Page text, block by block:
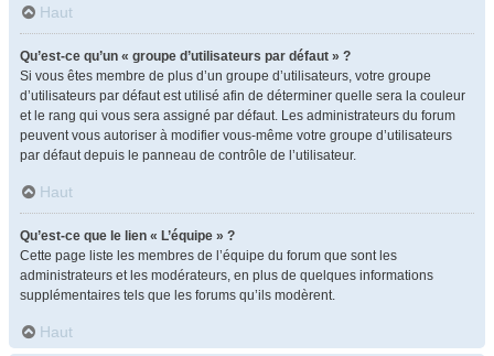
Haut
Qu’est-ce qu’un « groupe d’utilisateurs par défaut » ?
Si vous êtes membre de plus d’un groupe d’utilisateurs, votre groupe
d’utilisateurs par défaut est utilisé afin de déterminer quelle sera la couleur
et le rang qui vous sera assigné par défaut. Les administrateurs du forum
peuvent vous autoriser à modifier vous-même votre groupe d’utilisateurs
par défaut depuis le panneau de contrôle de l’utilisateur.
Haut
Qu’est-ce que le lien « L’équipe » ?
Cette page liste les membres de l’équipe du forum que sont les
administrateurs et les modérateurs, en plus de quelques informations
supplémentaires tels que les forums qu’ils modèrent.
Haut